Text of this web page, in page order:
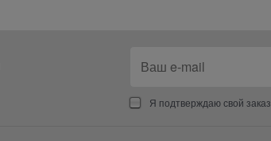
Я подтверждаю свой заказ.